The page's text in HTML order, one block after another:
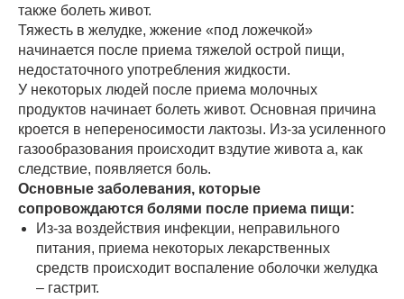
также болеть живот.
Тяжесть в желудке, жжение «под ложечкой»
начинается после приема тяжелой острой пищи,
недостаточного употребления жидкости.
У некоторых людей после приема молочных
продуктов начинает болеть живот. Основная причина
кроется в непереносимости лактозы. Из-за усиленного
газообразования происходит вздутие живота а, как
следствие, появляется боль.
Основные заболевания, которые
сопровождаются болями после приема пищи:
Из-за воздействия инфекции, неправильного
питания, приема некоторых лекарственных
средств происходит воспаление оболочки желудка
– гастрит.